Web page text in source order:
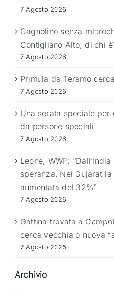
7 Agosto 2026
Cagnolino senza
Contigliano Alto, di chi
7 Agosto 2026
Primula da Teramo
7 Agosto 2026
Una serata speciale
da persone speciali
7 Agosto 2026
Leone, WWF:
speranza. Nel Gujarat
aumentata del 32%”
7 Agosto 2026
Gattina trovata a
cerca vecchia o nuova
7 Agosto 2026
Archivio